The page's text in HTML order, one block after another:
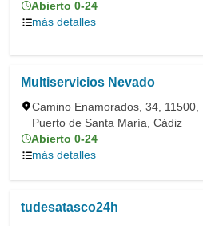
Abierto 0-24
más detalles
Multiservicios Nevado
Camino Enamorados, 34, 11500,
Puerto de Santa María, Cádiz
Abierto 0-24
más detalles
tudesatasco24h